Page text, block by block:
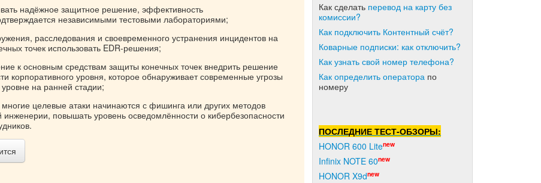
надёжное защитное решение, эффективность
независимыми тестовыми лабораториями;
расследования и своевременного устранения инцидентов на
точек использовать EDR-решения;
к основным средствам защиты конечных точек внедрить решение
корпоративного уровня, которое обнаруживает современные угрозы
на ранней стадии;
многие целевые атаки начинаются с фишинга или других методов
инженерии, повышать уровень осведомлённости о кибербезопасности
Как сделать перевод на карту без
комиссии?
Как подключить Контентный счёт?
Коварные подписки: как отключить?
Как узнать свой номер телефона?
Как определить оператора по
номеру
ПОСЛЕДНИЕ ТЕСТ-ОБЗОРЫ:
HONOR 600 Litenew
Infinix NOTE 60new
HONOR X9dnew